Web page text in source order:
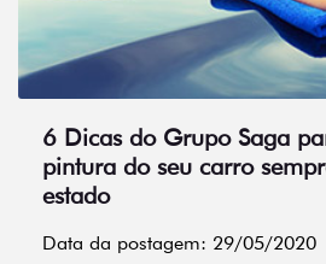
6 Dicas do Grupo Saga
pintura do seu carro
estado
Data da postagem: 29/05/2020